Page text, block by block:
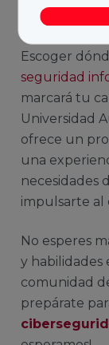
Escoger
seguridad
marcará tu
Universidad
ofrece un
una
necesidades
impulsarte al
No esperes
y habilidades
comunidad
prepárate